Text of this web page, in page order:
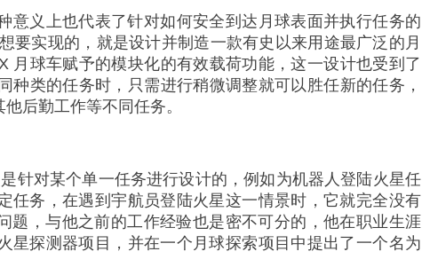
意义上也代表了针对如何安全到达月球表面并执行任务的
要实现的，就是设计并制造一款有史以来用途最广泛的月
月球车赋予的模块化的有效载荷功能，这一设计也受到了
类的任务时，只需进行稍微调整就可以胜任新的任务，
后勤工作等不同任务。
针对某个单一任务进行设计的，例如为机器人登陆火星任
任务，在遇到宇航员登陆火星这一情景时，它就完全没有
题，与他之前的工作经验也是密不可分的，他在职业生涯
星探测器项目，并在一个月球探索项目中提出了一个名为